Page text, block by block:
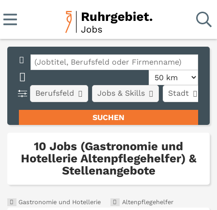
Stadt
Berufsfeld Jobs & Skills
10 Jobs (Gastronomie und
Hotellerie Altenpflegehelfer) &
Stellenangebote
Gastronomie und Hotellerie Altenpflegehelfer